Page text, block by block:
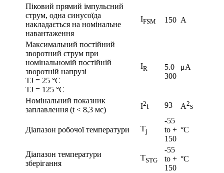
Піковий прямий імпульсний
струм, одна синусоїда
накладається на номінальне
навантаження
IFSM 150 A
Максимальний постійний
зворотний струм при
номінальномій постійній
зворотній напрузі
TJ = 25 °C
TJ = 125 °C
IR
5.0
300
μA
Номінальний показник
заплавлення (t < 8,3 мс)
I2t 93 A2s
Діапазон робочої температури Tj
-55
to +
150
°C
Діапазон температури
зберігання
TSTG
-55
to +
150
°C